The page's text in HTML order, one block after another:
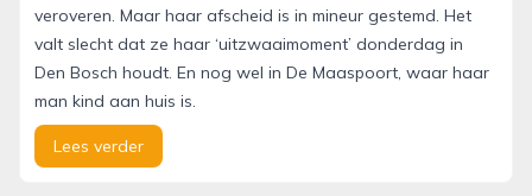
veroveren. Maar haar afscheid is in mineur gestemd. Het
valt slecht dat ze haar ‘uitzwaaimoment’ donderdag in
Den Bosch houdt. En nog wel in De Maaspoort, waar haar
man kind aan huis is.
Lees verder